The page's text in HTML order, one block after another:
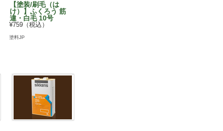
【塗装/刷毛（は
け）】ふくろう 筋
違・白毛 10号
¥759（税込）
塗料JP